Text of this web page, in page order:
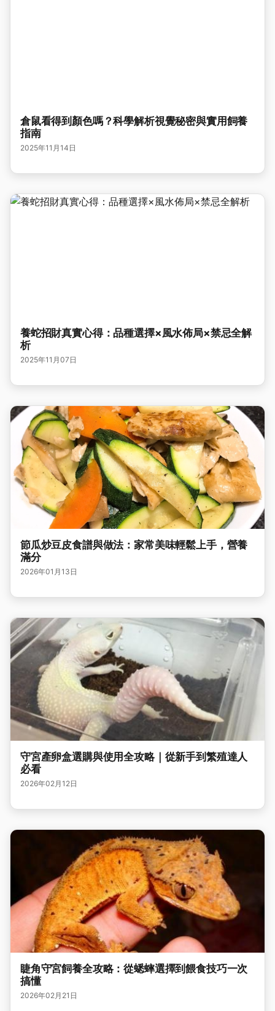
倉鼠看得到顏色嗎？科學解析視覺秘密與實用飼養
指南
2025年11月14日
養蛇招財真實心得：品種選擇×風水佈局×禁忌全解
析
2025年11月07日
節瓜炒豆皮食譜與做法：家常美味輕鬆上手，營養
滿分
2026年01月13日
守宮產卵盒選購與使用全攻略｜從新手到繁殖達人
必看
2026年02月12日
睫角守宮飼養全攻略：從蟋蟀選擇到餵食技巧一次
搞懂
2026年02月21日